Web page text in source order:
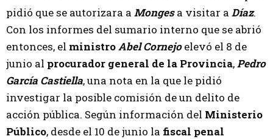
pidió que se autorizara a Mongesa visitar a Díaz.
Con los informes del sumario interno que se abrió
entonces, el ministroAbel Cornejoelevó el 8 de
junio al procurador general de la Provincia,Pedro
García Castiella, una nota en la que le pidió
investigar la posible comisión de un delito de
acción pública. Según información del Ministerio
Público, desde el 10 de junio la fiscal penal